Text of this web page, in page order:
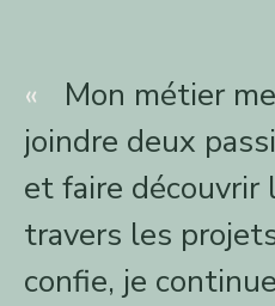
Mon métier
joindre deux
et faire découvrir
travers les
confie, je